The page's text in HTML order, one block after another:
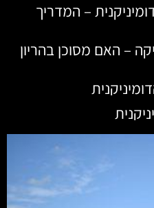
– המדריך
– האם מסוכן בהריון